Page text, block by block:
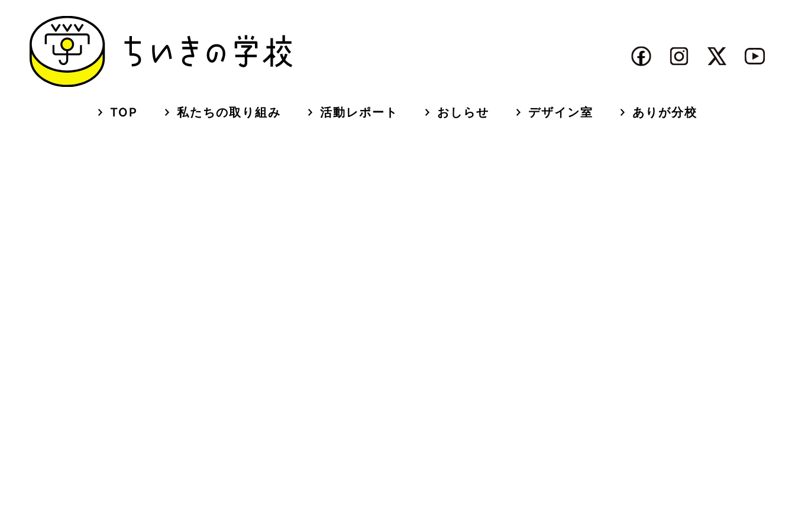
TOP 私たちの取り組み 活動レポート おしらせ デザイン室 ありが分校